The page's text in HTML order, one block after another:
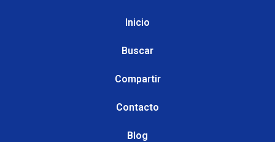
Inicio
Buscar
Compartir
Contacto
Blog